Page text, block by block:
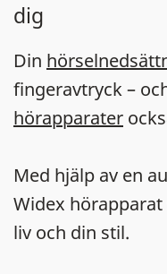
dig
Din
fingeravtryck –
hörapparater
Med hjälp av en
Widex
liv och din stil.